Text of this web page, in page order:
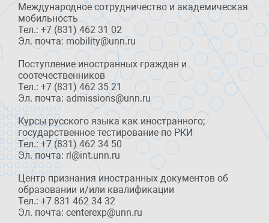
Международное сотрудничество и академическая
мобильность
Тел.: +7 (831) 462 31 02
Эл. почта: mobility@unn.ru
Поступление иностранных граждан и
соотечественников
Тел.: +7 (831) 462 35 21
Эл. почта: admissions@unn.ru
Курсы русского языка как иностранного;
государственное тестирование по РКИ
Тел.: +7 (831) 462 34 50
Эл. почта: rl@int.unn.ru
Центр признания иностранных документов об
образовании и/или квалификации
Тел.: +7 831 462 34 32
Эл. почта: centerexp@unn.ru